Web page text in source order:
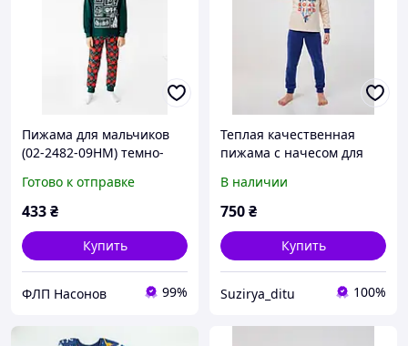
Пижама для мальчиков
(02-2482-09НМ) темно-
Готово к отправке
433₴
Купить
ФЛП Насонов 99%
Теплая качественная
пижама с начесом для
В наличии
750₴
Купить
Suzirya_ditu 100%